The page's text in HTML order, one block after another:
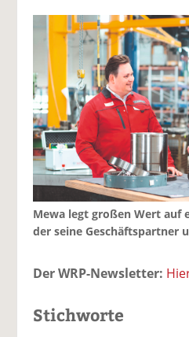
Mewa legt großen Wert auf
der seine Geschäftspartner
Der WRP-Newsletter:
Stichworte